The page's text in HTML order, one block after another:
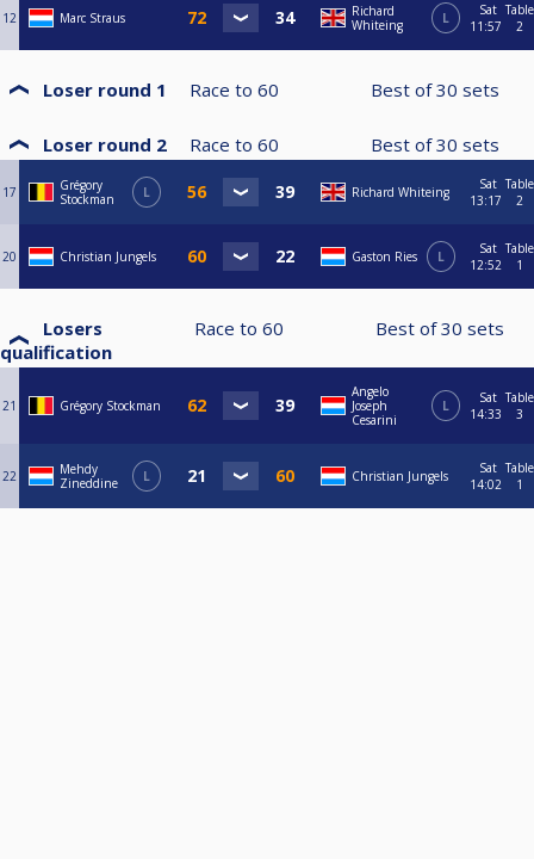
12 Marc Straus
Richard
Whiteing
L
Sat
11:57
Table
2
Loser round 1 Race to 60 Best of30 sets
Loser round 2 Race to 60 Best of30 sets
17
Grégory
Stockman
L Richard Whiteing
Sat
13:17
Table
2
20 Christian Jungels Gaston Ries L
Sat
12:52
Table
1
Losers
qualification
Race to 60 Best of30 sets
21 Grégory Stockman
Angelo
Joseph
Cesarini
L
Sat
14:33
Table
3
22
Mehdy
Zineddine
L Christian Jungels
Sat
14:02
Table
1